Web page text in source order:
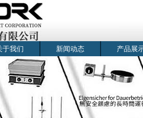
于我们 新闻动态 产品展